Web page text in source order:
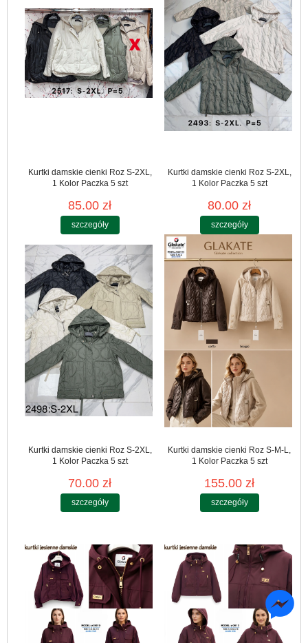
Kurtki damskie cienki Roz S-2XL,
1 Kolor Paczka 5 szt
85.00 zł
szczegóły
Kurtki damskie cienki Roz S-2XL,
1 Kolor Paczka 5 szt
80.00 zł
szczegóły
Kurtki damskie cienki Roz S-2XL,
1 Kolor Paczka 5 szt
70.00 zł
szczegóły
Kurtki damskie cienki Roz S-M-L,
1 Kolor Paczka 5 szt
155.00 zł
szczegóły